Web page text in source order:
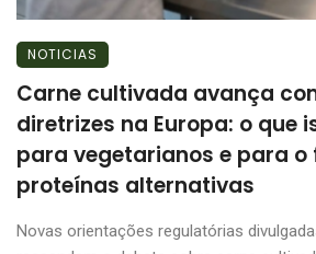
NOTICIAS
Carne cultivada avança
diretrizes na Europa: o que
para vegetarianos e para
proteínas alternativas
Novas orientações regulatórias